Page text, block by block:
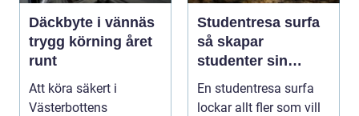
Däckbyte i vännäs
trygg körning året
runt
Att köra säkert i
Västerbottens
Studentresa surfa
så skapar
studenter sin
ultimata paus från
plugget
En studentresa surfa
lockar allt fler som vill